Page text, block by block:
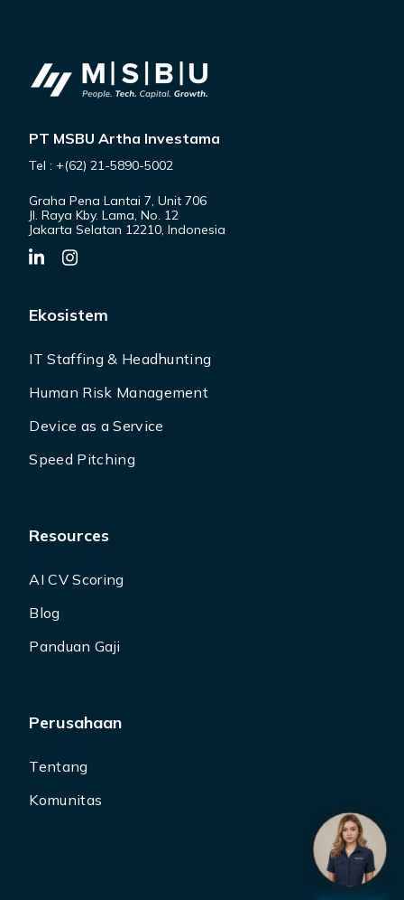
PT MSBU Artha Investama
Tel : +(62) 21-5890-5002
Graha Pena Lantai 7, Unit 706
Jl. Raya Kby. Lama, No. 12
Jakarta Selatan 12210, Indonesia
Ekosistem
IT Staffing & Headhunting
Human Risk Management
Device as a Service
Speed Pitching
Resources
AI CV Scoring
Blog
Panduan Gaji
Perusahaan
Tentang
Komunitas